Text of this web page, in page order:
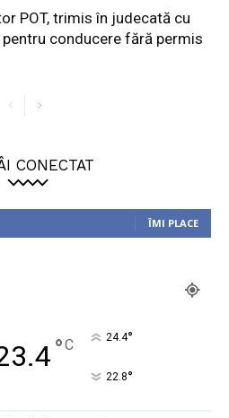
POT, trimis în judecată cu
conducere fără permis
CONECTAT
ÎMI PLACE
°C 24.4°
22.8°